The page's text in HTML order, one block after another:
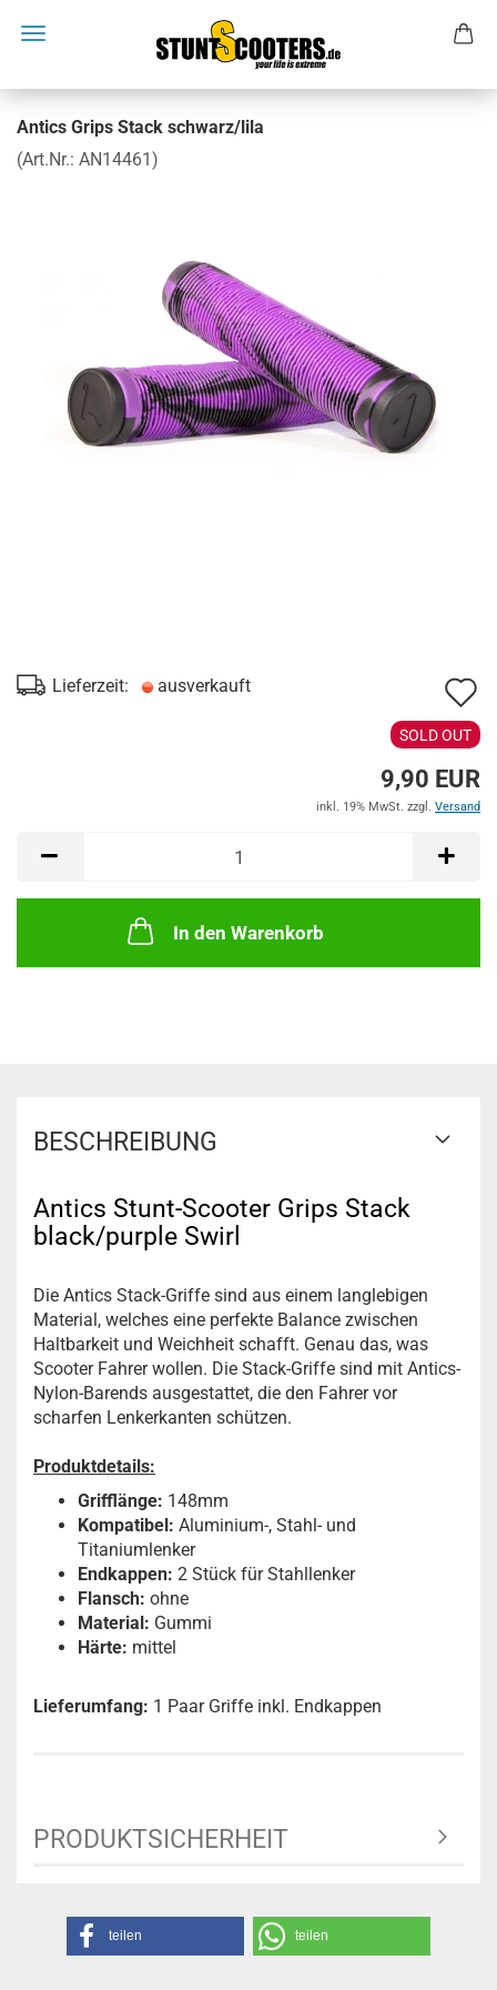
Antics Grips Stack schwarz/lila
(Art.Nr.: AN14461)
Lieferzeit: ausverkauft
SOLD OUT
9,90 EUR
inkl. 19% MwSt. zzgl. Versand
In den Warenkorb
BESCHREIBUNG
Antics Stunt-Scooter Grips Stack
black/purple Swirl
Die Antics Stack-Griffe sind aus einem langlebigen
Material, welches eine perfekte Balance zwischen
Haltbarkeit und Weichheit schafft. Genau das, was
Scooter Fahrer wollen. Die Stack-Griffe sind mit Antics-
Nylon-Barends ausgestattet, die den Fahrer vor
scharfen Lenkerkanten schützen.
Produktdetails:
Grifflänge: 148mm
Kompatibel: Aluminium-, Stahl- und
Titaniumlenker
Endkappen: 2 Stück für Stahllenker
Flansch: ohne
Material: Gummi
Härte: mittel
Lieferumfang: 1 Paar Griffe inkl. Endkappen
PRODUKTSICHERHEIT
teilen teilen